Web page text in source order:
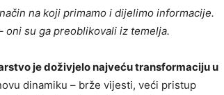
na koji primamo i dijelimo informacije.
su ga preoblikovali iz temelja.
je doživjelo najveću transformaciju u
dinamiku – brže vijesti, veći pristup